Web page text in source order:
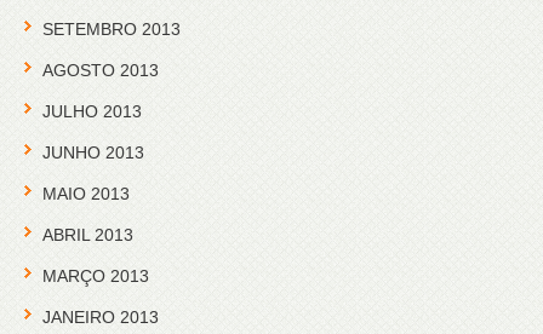
SETEMBRO 2013
AGOSTO 2013
JULHO 2013
JUNHO 2013
MAIO 2013
ABRIL 2013
MARÇO 2013
JANEIRO 2013